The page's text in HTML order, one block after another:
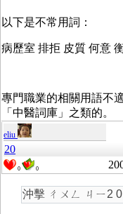
以下是不常用詞：
病歷室 排拒 皮質 何意
專門職業的相關用語不
「中醫詞庫」之類的。
eliu
20
0 0
沖擊 ㄔㄨㄥ ㄐㄧ2 0